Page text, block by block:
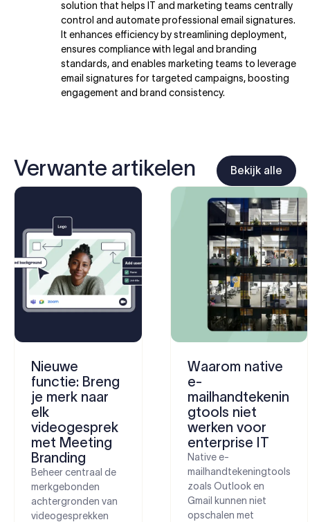
solution that helps IT and marketing teams centrally
control and automate professional email signatures.
It enhances efficiency by streamlining deployment,
ensures compliance with legal and branding
standards, and enables marketing teams to leverage
email signatures for targeted campaigns, boosting
engagement and brand consistency.
Verwante artikelen Bekijk alle
Nieuwe
functie: Breng
je merk naar
elk
videogesprek
met Meeting
Branding
Beheer centraal de
merkgebonden
achtergronden van
videogesprekken
Waarom native
e-
mailhandtekenin
gtools niet
werken voor
enterprise IT
Native e-
mailhandtekeningtools
zoals Outlook en
Gmail kunnen niet
opschalen met